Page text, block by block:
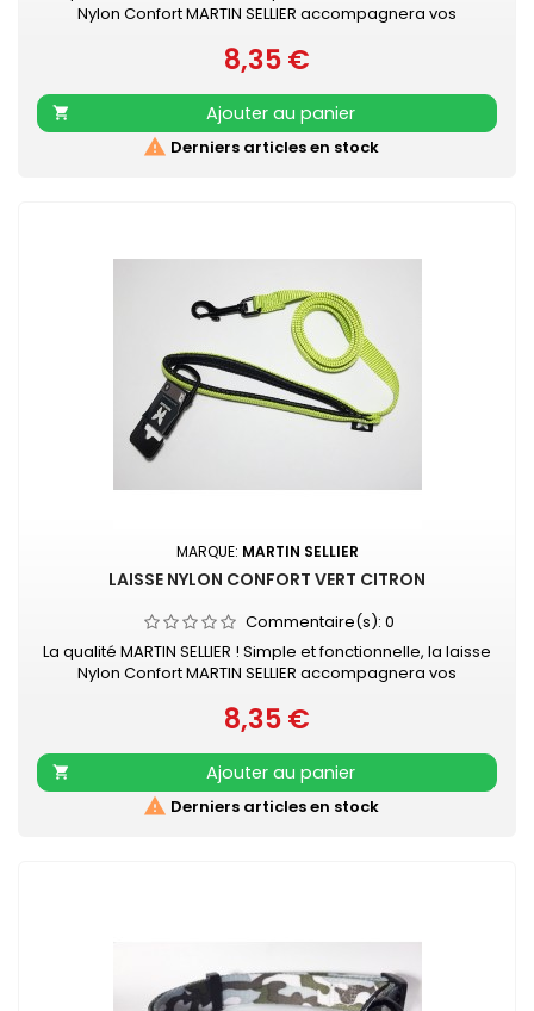
Nylon Confort MARTIN SELLIER accompagnera vos
et résistante Poignée renforcée pour plus de confort
Mousqueton laqué noir Retrouvez également les COLLIERS
NYLON CONFORT assortis
Prix
8,35 €

Ajouter au panier
 Derniers articles en stock
MARQUE: MARTIN SELLIER
LAISSE NYLON CONFORT VERT CITRON
Commentaire(s): 0
La qualité MARTIN SELLIER ! Simple et fonctionnelle, la laisse
Nylon Confort MARTIN SELLIER accompagnera vos
et résistante Poignée renforcée pour plus de confort
Mousqueton laqué noir Retrouvez également les COLLIERS
NYLON CONFORT assortis
Prix
8,35 €

Ajouter au panier
 Derniers articles en stock